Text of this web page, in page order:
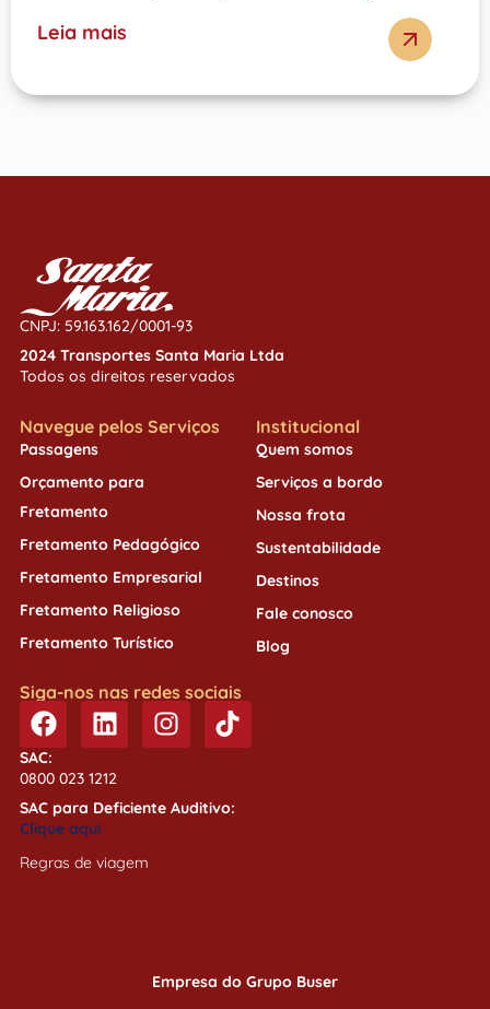
Leia mais
CNPJ: 59.163.162/0001-93
2024 Transportes Santa Maria Ltda
Todos os direitos reservados
Navegue pelos Serviços
Passagens
Orçamento para
Fretamento
Fretamento Pedagógico
Fretamento Empresarial
Fretamento Religioso
Fretamento Turístico
Institucional
Quem somos
Serviços a bordo
Nossa frota
Sustentabilidade
Destinos
Fale conosco
Blog
Siga-nos nas redes sociais
SAC:
0800 023 1212
SAC para Deficiente Auditivo:
Clique aqui
Regras de viagem
Empresa do Grupo Buser